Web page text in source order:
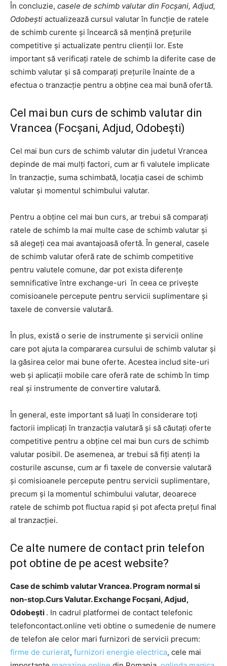
În concluzie, casele de schimb valutar din Focșani, Adjud,
Odobești actualizează cursul valutar în funcție de ratele
de schimb curente și încearcă să mențină prețurile
competitive și actualizate pentru clienții lor. Este
important să verificați ratele de schimb la diferite case de
schimb valutar și să comparați prețurile înainte de a
efectua o tranzacție pentru a obține cea mai bună ofertă.
Cel mai bun curs de schimb valutar din
Vrancea (Focșani, Adjud, Odobești)
Cel mai bun curs de schimb valutar din judetul Vrancea
depinde de mai mulți factori, cum ar fi valutele implicate
în tranzacție, suma schimbată, locația casei de schimb
valutar și momentul schimbului valutar.
Pentru a obține cel mai bun curs, ar trebui să comparați
ratele de schimb la mai multe case de schimb valutar și
să alegeți cea mai avantajoasă ofertă. În general, casele
de schimb valutar oferă rate de schimb competitive
pentru valutele comune, dar pot exista diferențe
semnificative între exchange-uri în ceea ce privește
comisioanele percepute pentru servicii suplimentare și
taxele de conversie valutară.
În plus, există o serie de instrumente și servicii online
care pot ajuta la compararea cursului de schimb valutar și
la găsirea celor mai bune oferte. Acestea includ site-uri
web și aplicații mobile care oferă rate de schimb în timp
real și instrumente de convertire valutară.
În general, este important să luați în considerare toți
factorii implicați în tranzacția valutară și să căutați oferte
competitive pentru a obține cel mai bun curs de schimb
valutar posibil. De asemenea, ar trebui să fiți atenți la
costurile ascunse, cum ar fi taxele de conversie valutară
și comisioanele percepute pentru servicii suplimentare,
precum și la momentul schimbului valutar, deoarece
ratele de schimb pot fluctua rapid și pot afecta prețul final
al tranzacției.
Ce alte numere de contact prin telefon
pot obtine de pe acest website?
Case de schimb valutar Vrancea. Program normal si
non-stop.Curs Valutar. Exchange Focșani, Adjud,
Odobești . In cadrul platformei de contact telefonic
telefoncontact.online veti obtine o sumedenie de numere
de telefon ale celor mari furnizori de servicii precum:
firme de curierat, furnizori energie electrica, cele mai